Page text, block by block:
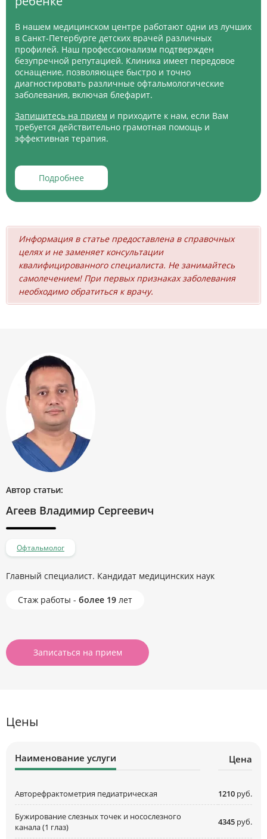
В нашем медицинском центре работают одни из лучших
в Санкт-Петербурге детских врачей различных
профилей. Наш профессионализм подтвержден
безупречной репутацией. Клиника имеет передовое
оснащение, позволяющее быстро и точно
диагностировать различные офтальмологические
заболевания, включая блефарит.
Запишитесь на прием и приходите к нам, если Вам
требуется действительно грамотная помощь и
эффективная терапия.
Подробнее
Информация в статье предоставлена в справочных
целях и не заменяет консультации
квалифицированного специалиста. Не занимайтесь
самолечением! При первых признаках заболевания
необходимо обратиться к врачу.
Автор статьи:
Агеев Владимир Сергеевич
Офтальмолог
Главный специалист. Кандидат медицинских наук
Стаж работы - более 19 лет
Записаться на прием
Цены
Наименование услуги Цена
Авторефрактометрия педиатрическая 1210 руб.
Бужирование слезных точек и носослезного
канала (1 глаз)
4345 руб.